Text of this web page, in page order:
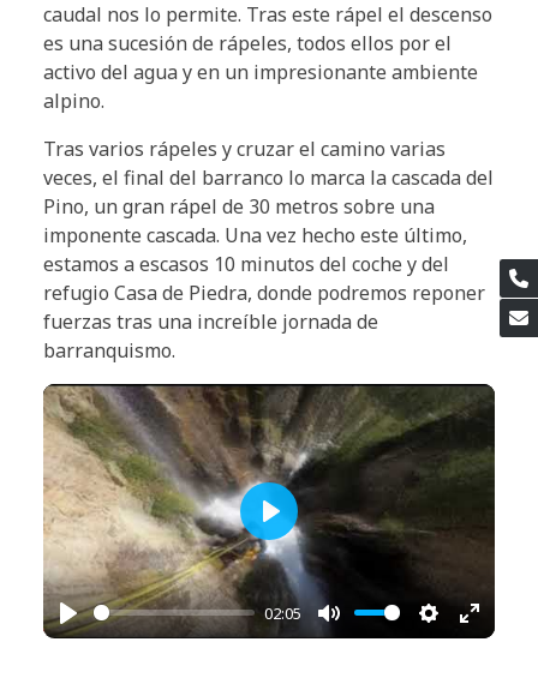
caudal nos lo permite. Tras este rápel el descenso
es una sucesión de rápeles, todos ellos por el
activo del agua y en un impresionante ambiente
alpino.
Tras varios rápeles y cruzar el camino varias
veces, el final del barranco lo marca la cascada del
Pino, un gran rápel de 30 metros sobre una
imponente cascada. Una vez hecho este último,
estamos a escasos 10 minutos del coche y del
refugio Casa de Piedra, donde podremos reponer
fuerzas tras una increíble jornada de
barranquismo.
Play
02:05
Mute Settings
Enter
Play